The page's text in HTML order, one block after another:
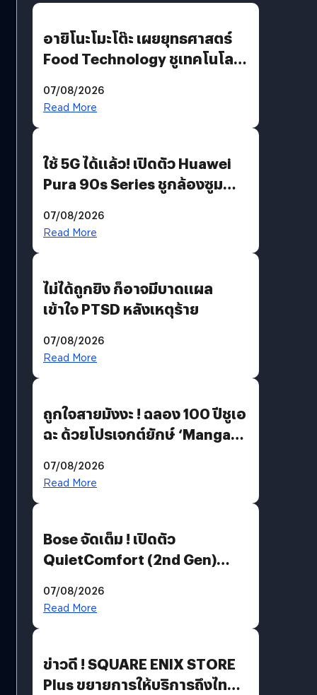
อายิโนะโมะโต๊ะ เผยยุทธศาสตร์
Food Technology ชูเทคโนโลยี
บริโภคและ B2B
07/08/2026
Read More
ใช้ 5G ได้แล้ว! เปิดตัว Huawei
Pura 90s Series ชูกล้องซูม
07/08/2026
Read More
ไม่ได้ถูกยิง ก็อาจมีบาดแผล
เข้าใจ PTSD หลังเหตุร้าย
07/08/2026
Read More
ถูกใจสายมังงะ ! ฉลอง 100 ปีชูเอ
ฉะ ด้วยโปรเจกต์ยักษ์ ‘Manga
มีภาษาไทยด้วย
07/08/2026
Read More
Bose จัดเต็ม ! เปิดตัว
QuietComfort (2nd Gen)
07/08/2026
Read More
ข่าวดี ! SQUARE ENIX STORE
Plus ขยายการให้บริการถึงไทย